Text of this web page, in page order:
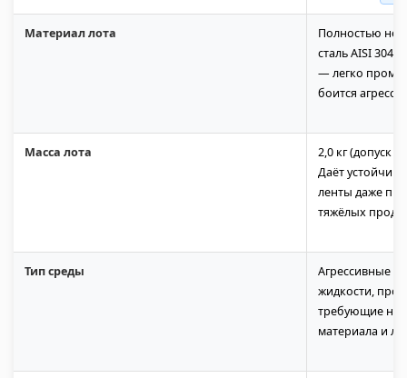
Материал лота
Полностью
сталь AISI 304/
— легко
боится
Масса лота
2,0 кг (допуск
Даёт
ленты даже
тяжёлых
Тип среды
Агрессивные
жидкости,
требующие
материала и